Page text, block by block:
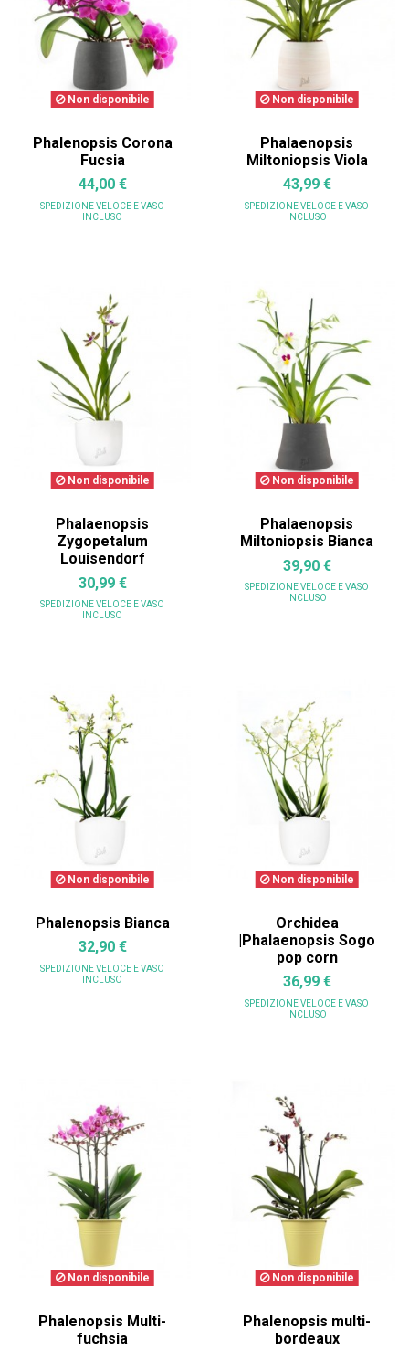
Non disponibile
Phalenopsis Corona
Fucsia
44,00 €
SPEDIZIONE VELOCE E VASO
INCLUSO
Non disponibile
Phalaenopsis
Miltoniopsis Viola
43,99 €
SPEDIZIONE VELOCE E VASO
INCLUSO
Non disponibile
Phalaenopsis
Zygopetalum
Louisendorf
30,99 €
SPEDIZIONE VELOCE E VASO
INCLUSO
Non disponibile
Phalaenopsis
Miltoniopsis Bianca
39,90 €
SPEDIZIONE VELOCE E VASO
INCLUSO
Non disponibile
Phalenopsis Bianca
32,90 €
SPEDIZIONE VELOCE E VASO
INCLUSO
Non disponibile
Orchidea
|Phalaenopsis Sogo
pop corn
36,99 €
SPEDIZIONE VELOCE E VASO
INCLUSO
Non disponibile
Phalenopsis Multi-
fuchsia
Non disponibile
Phalenopsis multi-
bordeaux